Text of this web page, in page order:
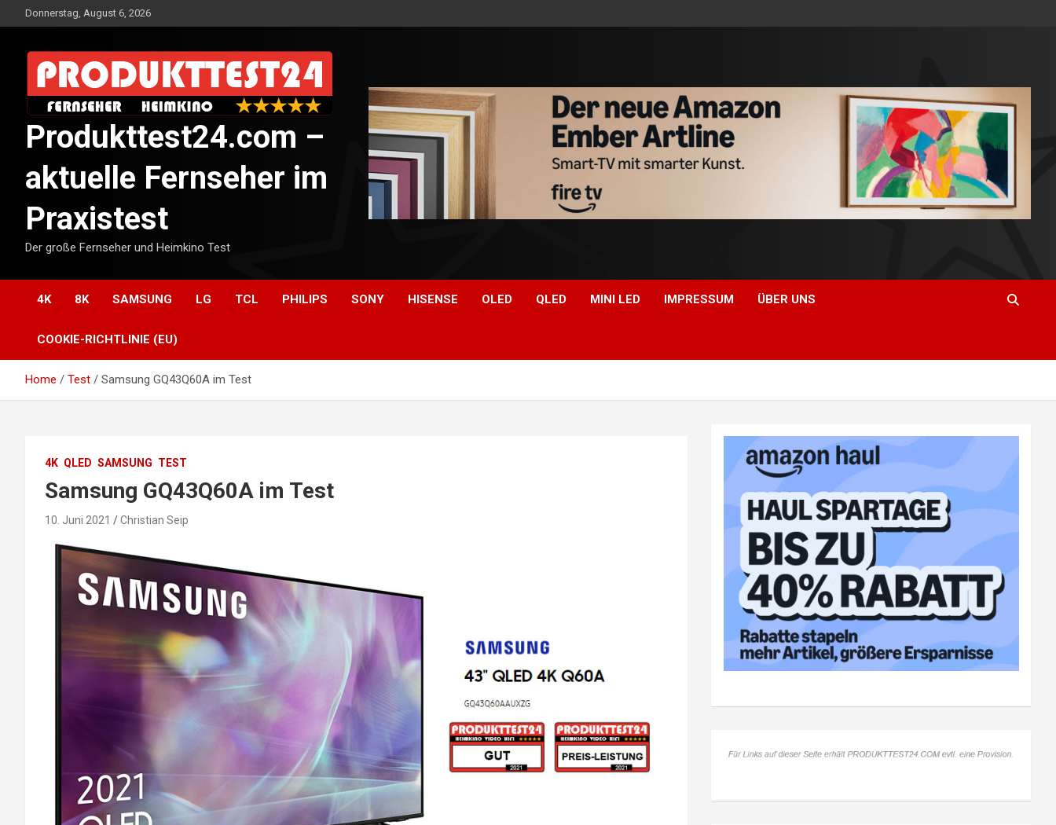
to
Donnerstag, August 6, 2026
Produkttest24.com –
aktuelle Fernseher im
Praxistest
Der große Fernseher und Heimkino Test
4K 8K SAMSUNG LG TCL PHILIPS SONY HISENSE OLED QLED MINI LED IMPRESSUM ÜBER UNS
COOKIE-RICHTLINIE (EU)
Home Test Samsung GQ43Q60A im Test
4K QLED SAMSUNG TEST
Samsung GQ43Q60A im Test
10. Juni 2021 Christian Seip